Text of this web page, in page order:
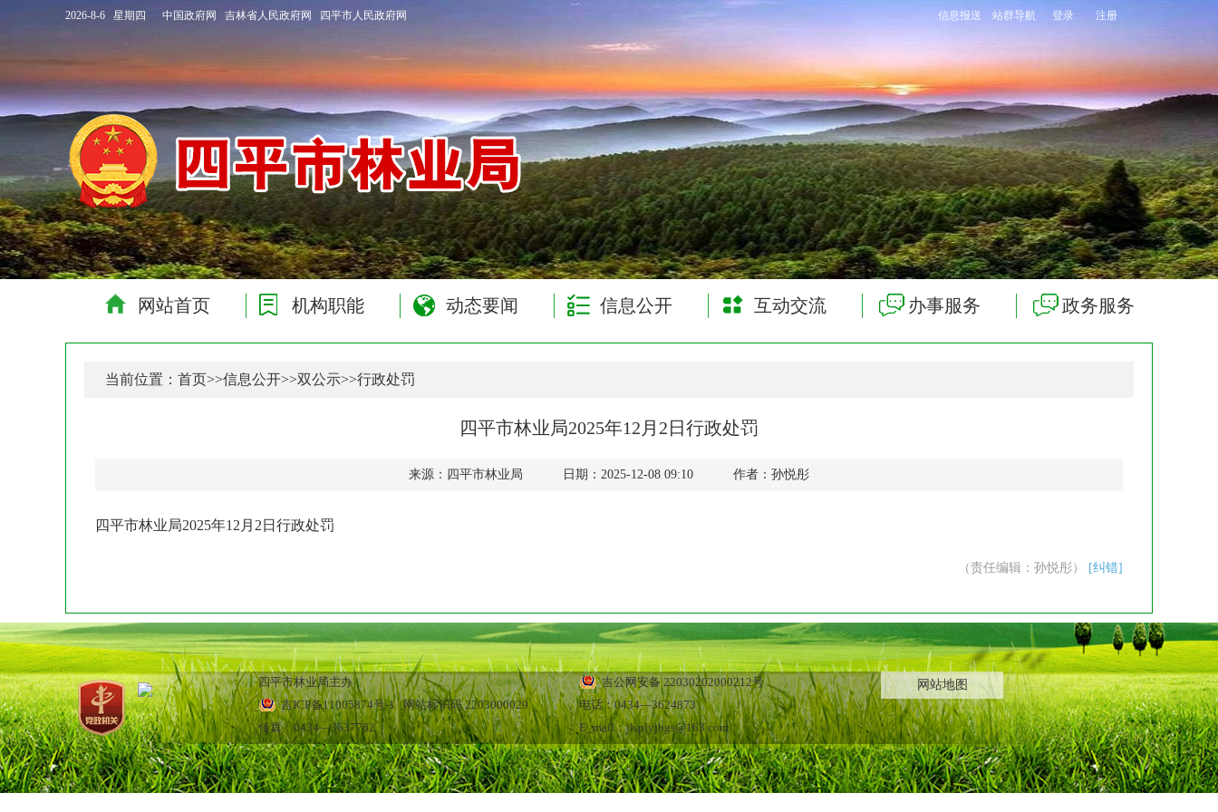
2026-8-6 星期四 中国政府网 吉林省人民政府网 四平市人民政府网 信息报送 站群导航 登录 注册
网站首页 机构职能 动态要闻 信息公开 互动交流 办事服务 政务服务
当前位置：首页>>信息公开>>双公示>>行政处罚
四平市林业局2025年12月2日行政处罚
来源：四平市林业局 日期：2025-12-08 09:10 作者：孙悦彤
四平市林业局2025年12月2日行政处罚
（责任编辑：孙悦彤） [纠错]
四平市林业局主办
吉公网安备 22030202000212号
吉ICP备11005874号-1网站标识码 2203000029
电话：0434—3624873
传真：0434—3637762
E_mail：jlsplyjbgs@163.com
网站地图